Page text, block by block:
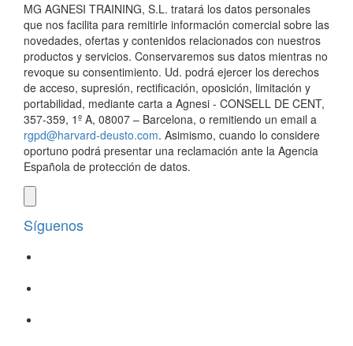
MG AGNESI TRAINING, S.L. tratará los datos personales
que nos facilita para remitirle información comercial sobre las
novedades, ofertas y contenidos relacionados con nuestros
productos y servicios. Conservaremos sus datos mientras no
revoque su consentimiento. Ud. podrá ejercer los derechos
de acceso, supresión, rectificación, oposición, limitación y
portabilidad, mediante carta a Agnesi - CONSELL DE CENT,
357-359, 1º A, 08007 – Barcelona, o remitiendo un email a
rgpd@harvard-deusto.com. Asimismo, cuando lo considere
oportuno podrá presentar una reclamación ante la Agencia
Española de protección de datos.
Síguenos